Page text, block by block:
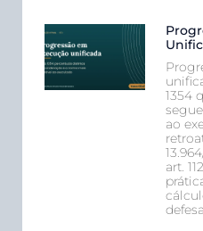
1354
ao
art.